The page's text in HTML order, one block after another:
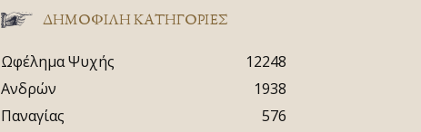
ΔΗΜΟΦΙΛΗ ΚΑΤΗΓΟΡΙΕΣ
Ωφέλημα Ψυχής
12248
Ανδρών
1938
Παναγίας
576